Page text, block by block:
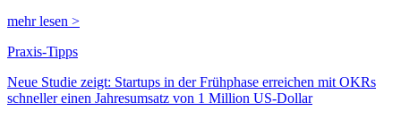
mehr lesen >
Praxis-Tipps
Neue Studie zeigt: Startups in der Frühphase erreichen mit OKRs
schneller einen Jahresumsatz von 1 Million US-Dollar